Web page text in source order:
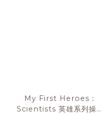
My First Heroes：
Scientists 英雄系列操作